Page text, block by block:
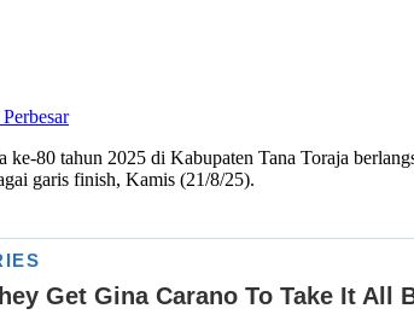
Perbesar
80 tahun 2025 di Kabupaten Tana Toraja
garis finish, Kamis (21/8/25).